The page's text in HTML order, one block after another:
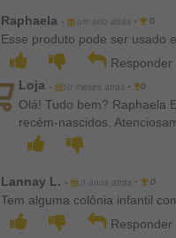
Raphaela • um ano atrás • 0
Esse produto pode ser usado
Responder
Loja • 10 meses atrás • 0
Olá! Tudo bem? Raphaela
recém-nascidos.
Lannay L. • 3 anos atrás • 0
Tem alguma colônia infantil
Responder